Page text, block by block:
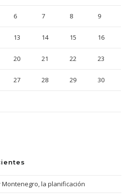
6 7 8 9
13 14 15 16
20 21 22 23
27 28 29 30
Montenegro, la planificación